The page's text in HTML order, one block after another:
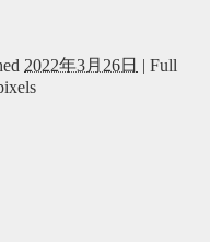
2022年3月26日 | Full